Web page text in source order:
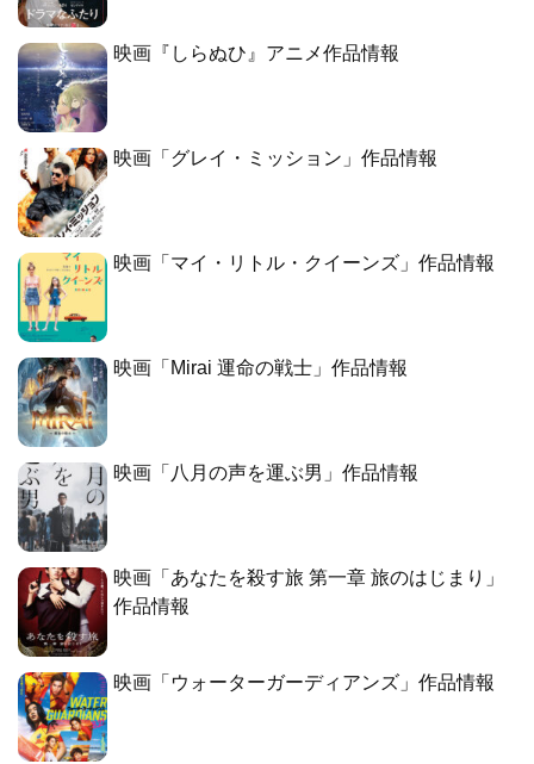
映画『しらぬひ』アニメ作品情報
映画「グレイ・ミッション」作品情報
映画「マイ・リトル・クイーンズ」作品情報
映画「Mirai 運命の戦士」作品情報
映画「八月の声を運ぶ男」作品情報
映画「あなたを殺す旅 第一章 旅のはじまり」
作品情報
映画「ウォーターガーディアンズ」作品情報